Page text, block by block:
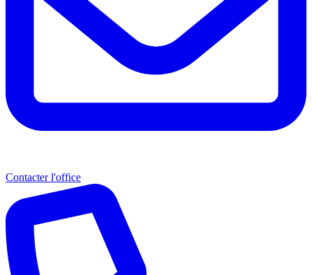
Contacter l'office